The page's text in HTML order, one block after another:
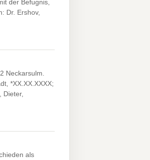
der Befugnis,
Dr. Ershov,
Neckarsulm.
*XX.XX.XXXX;
Dieter,
als